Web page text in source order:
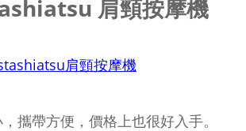
肩頸按摩機
肩頸按摩機
攜帶方便，價格上也很好入手。